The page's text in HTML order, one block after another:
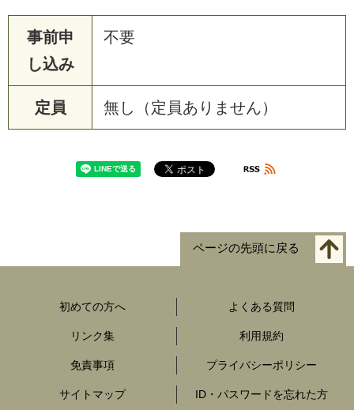
事前申
し込み
不要
定員 無し（定員ありません）
ページの先頭に戻る
初めての方へ よくある質問
リンク集 利用規約
免責事項 プライバシーポリシー
サイトマップ ID・パスワードを忘れた方